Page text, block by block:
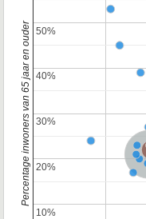
Provincie
10%
10%
20%
20%
30%
30%
40%
40%
50%
50%
Percentage inwoners van 65 jaar en ouder